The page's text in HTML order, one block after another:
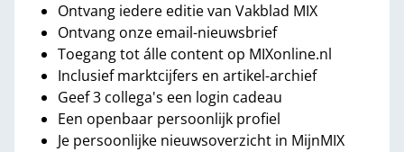
Ontvang iedere editie van Vakblad MIX
Ontvang onze email-nieuwsbrief
Toegang tot álle content op MIXonline.nl
Inclusief marktcijfers en artikel-archief
Geef 3 collega's een login cadeau
Een openbaar persoonlijk profiel
Je persoonlijke nieuwsoverzicht in MijnMIX